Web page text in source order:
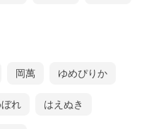
岡萬 ゆめぴりか
れ はえぬき